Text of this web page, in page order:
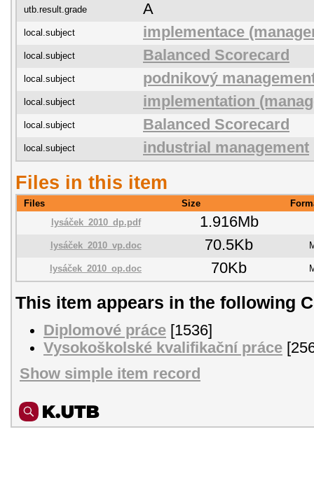
utb.result.grade A
local.subject implementace
local.subject Balanced Scorecard
local.subject podnikový
local.subject implementation
local.subject Balanced Scorecard
local.subject industrial management
Files in this item
Files Size
lysáček_2010_dp.pdf
1.916Mb
lysáček_2010_vp.doc 70.5Kb
lysáček_2010_op.doc 70Kb
This item appears in the following
Diplomové práce [1536]
Vysokoškolské kvalifikační práce
Show simple item record